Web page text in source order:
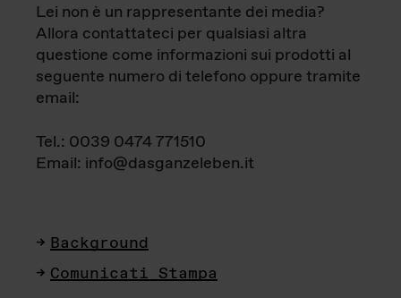
Lei non è un rappresentante dei media?
Allora contattateci per qualsiasi altra
questione come informazioni sui prodotti al
seguente numero di telefono oppure tramite
email:
Tel.: 0039 0474 771510
Email: info@dasganzeleben.it
Background
Comunicati Stampa